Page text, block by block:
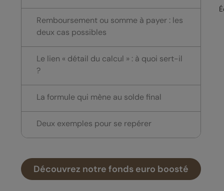
Remboursement ou somme à payer : les
deux cas possibles
Le lien « détail du calcul » : à quoi sert-il
?
La formule qui mène au solde final
Deux exemples pour se repérer
Découvrez notre fonds euro boosté